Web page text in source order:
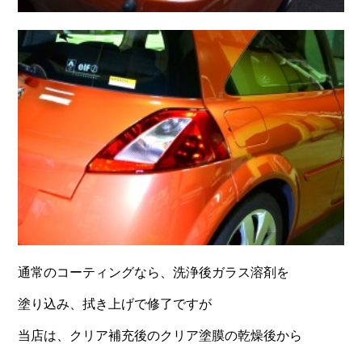
通常のコーティングなら、洗浄後ガラス溶剤を
塗り込み、拭き上げで修了ですが
当店は、クリア補充後のクリア塗膜の乾燥後から